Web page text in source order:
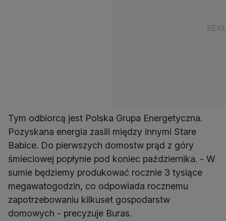
Tym odbiorcą jest Polska Grupa Energetyczna.
Pozyskana energia zasili między innymi Stare
Babice. Do pierwszych domostw prąd z góry
śmieciowej popłynie pod koniec października. - W
sumie będziemy produkować rocznie 3 tysiące
megawatogodzin, co odpowiada rocznemu
zapotrzebowaniu kilkuset gospodarstw
domowych - precyzuje Buras.